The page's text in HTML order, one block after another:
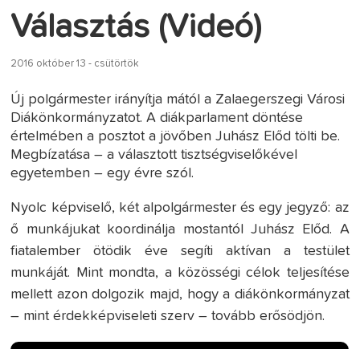
Választás (Videó)
2016 október 13 - csütörtök
Új polgármester irányítja mától a Zalaegerszegi Városi
Diákönkormányzatot. A diákparlament döntése
értelmében a posztot a jövőben Juhász Előd tölti be.
Megbízatása – a választott tisztségviselőkével
egyetemben – egy évre szól.
Nyolc képviselő, két alpolgármester és egy jegyző: az
ő munkájukat koordinálja mostantól Juhász Előd. A
fiatalember ötödik éve segíti aktívan a testület
munkáját. Mint mondta, a közösségi célok teljesítése
mellett azon dolgozik majd, hogy a diákönkormányzat
– mint érdekképviseleti szerv – tovább erősödjön.